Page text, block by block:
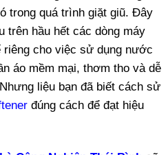
trong quá trình giặt giũ. Đây
trên hầu hết các dòng máy
cho việc sử dụng nước
áo mềm mại, thơm tho và dễ
liệu bạn đã biết cách sử
đúng cách để đạt hiệu